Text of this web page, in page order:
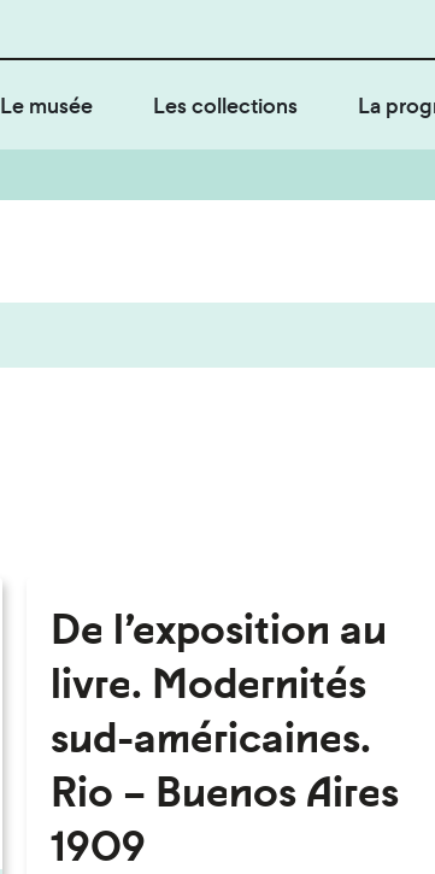
Le musée Les collections La
De l’exposition au
livre. Modernités
sud-américaines.
Rio – Buenos Aires
1909